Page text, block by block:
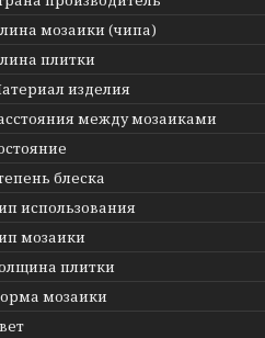
мозаики (чипа)
плитки
изделия
между мозаиками
блеска
использования
мозаики
плитки
мозаики